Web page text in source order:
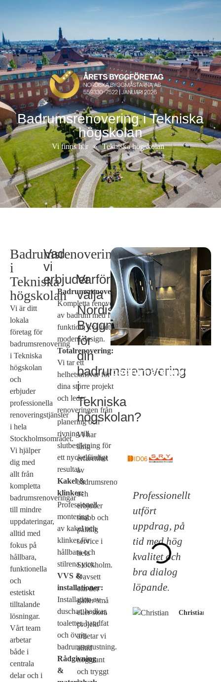
Badrumsrenovering i Tekniska
högskolan
Vi finns här » Tekniska högskolan
Badrumsrenovering
i
Tekniska
högskolan
Vi är ditt
lokala
företag för
badrumsrenovering
i Tekniska
högskolan
och
erbjuder
professionella
renoveringstjänster
i hela
Stockholmsområdet.
Vi hjälper
dig med
allt från
kompletta
badrumsrenoveringar
till mindre
uppdateringar,
alltid med
fokus på
hållbara,
funktionella
och
estetiskt
tilltalande
lösningar.
Vårt team
arbetar
både i
centrala
delar och i
Vad
vi
erbjuder
Badrumsrenoveringar:
Kompletta renoveringar
av badrum med fokus på
funktion, kvalitet och
modern design.
Totalrenovering:
Vi tar ett
helhetsansvar för
dina större projekt
och leder
renoveringen från
planering och
rivning till
slutbesiktning för
ett nyckelfärdigt
resultat.
Kakel &
klinker:
Professionell
montering
av kakel och
klinker för
hållbara och
stilrena ytor.
VVS &
installationer:
Installation av
duschar, badkar,
toaletter, handfat
och övrig
badrumsutrustning.
Rådgivning
&
Varför
välja
Nordiska
Byggmästarna
för
din
badrumsrenovering
i
Tekniska
högskolan?
Vi har
lång
erfarenhet
av
badrumsrenoveringar
och
erbjuder
snabb och
pålitlig
service i
hela
Stockholm.
Oavsett
om det
gäller små
eller stora
projekt
arbetar vi
alltid
noggrant
och tryggt
badrumsrenovering
i Tekniska
Professionellt
utfört
uppdrag, på
tid med hög
kvalitet och
bra dialog
löpande.
Christian